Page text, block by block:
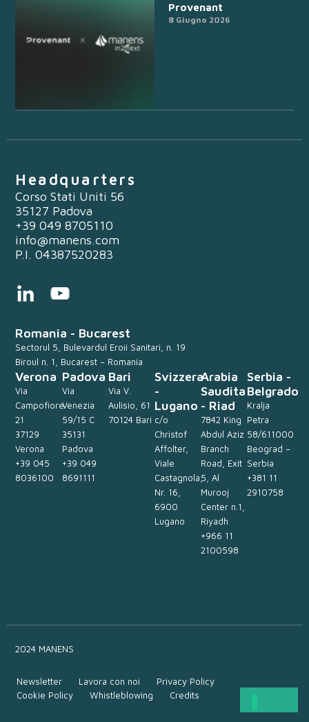
Provenant
8 Giugno 2026
Headquarters
Corso Stati Uniti 56
35127 Padova
+39 049 8705110
info@manens.com
P.I. 04387520283
Romania - Bucarest
Sectorul 5, Bulevardul Eroii Sanitari, n. 19
Biroul n. 1, Bucarest – Romania
Verona
Via
Campofiore
21
37129
Verona
+39 045
8036100
Padova
Via
Venezia
59/15 C
35131
Padova
+39 049
8691111
Bari
Via V.
Aulisio, 61
70124 Bari
Svizzera
-
Lugano
c/o
Christof
Affolter,
Viale
Castagnola,
Nr. 16,
6900
Lugano
Arabia
Saudita
- Riad
7842 King
Abdul Aziz
Branch
Road, Exit
5, Al
Murooj
Center n.1,
Riyadh
+966 11
2100598
Serbia -
Belgrado
Kralja
Petra
58/611000
Beograd –
Serbia
+381 11
2910758
2024 MANENS
Newsletter Lavora con noi
Privacy Policy
Cookie Policy
Whistleblowing Credits